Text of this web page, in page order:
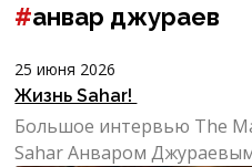
#анвар джураев
25 июня 2026
Жизнь Sahar!
Большое интервью The
Sahar Анваром